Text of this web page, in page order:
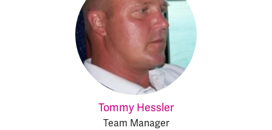
Tommy Hessler
Team Manager